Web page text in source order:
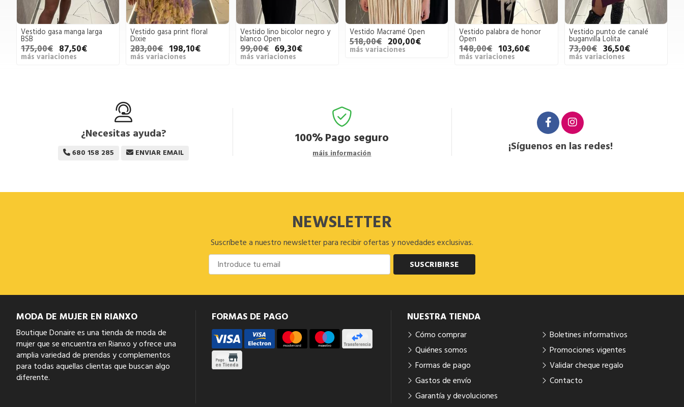
Vestido gasa manga larga
BSB
175,00€ 87,50€
más variaciones
Vestido gasa print floral
Dixie
283,00€ 198,10€
más variaciones
Vestido lino bicolor negro y
blanco Open
99,00€ 69,30€
más variaciones
Vestido Macramé Open
518,00€ 200,00€
más variaciones
Vestido palabra de honor
Open
148,00€ 103,60€
más variaciones
Vestido punto de canalé
buganvilla Lolita
73,00€ 36,50€
más variaciones
¿Necesitas ayuda?
680 158 285 ENVIAR EMAIL
100%Pago seguro
máis información ¡Síguenos en las redes!
NEWSLETTER
Suscríbete a nuestro newsletter para recibir ofertas y novedades exclusivas.
SUSCRIBIRSE
MODA DE MUJER EN RIANXO
Boutique Donaire es una tienda de moda de
mujer que se encuentra en Rianxo y ofrece una
amplia variedad de prendas y complementos
para todas aquellas clientas que buscan algo
diferente.
FORMAS DE PAGO NUESTRA TIENDA
Cómo comprar
Quiénes somos
Formas de pago
Gastos de envío
Garantía y devoluciones
Boletines informativos
Promociones vigentes
Validar cheque regalo
Contacto